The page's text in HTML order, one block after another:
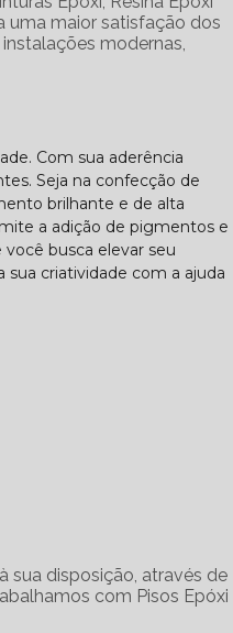
uma maior satisfação dos
modernas,
Com sua aderência
Seja na confecção de
brilhante e de alta
a adição de pigmentos e
busca elevar seu
sua criatividade com a ajuda
sua disposição, através de
com Pisos Epóxi